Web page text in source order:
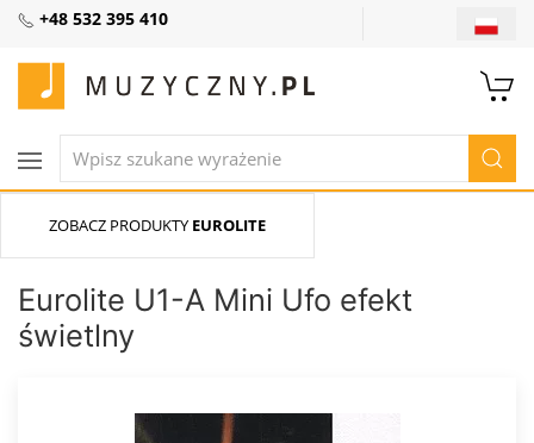
+48 532 395 410
ZOBACZ PRODUKTY EUROLITE
Eurolite U1-A Mini Ufo efekt
świetlny